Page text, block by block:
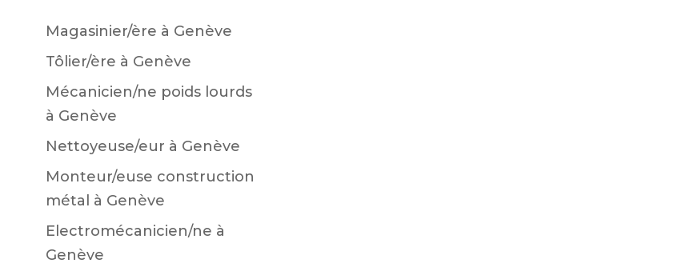
Magasinier/ère à Genève
Tôlier/ère à Genève
Mécanicien/ne poids lourds
à Genève
Nettoyeuse/eur à Genève
Monteur/euse construction
métal à Genève
Electromécanicien/ne à
Genève